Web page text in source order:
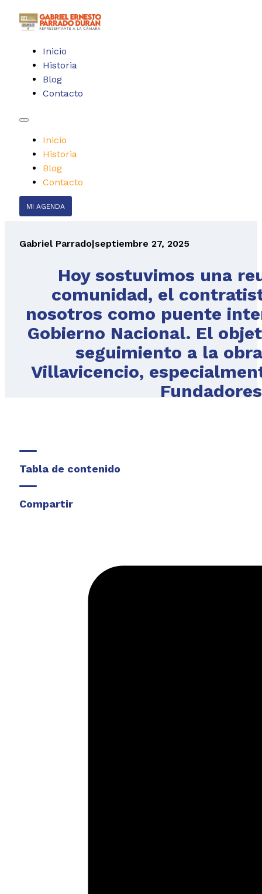
Inicio
Historia
Blog
Contacto
Inicio
Historia
Blog
Contacto
MI AGENDA
Gabriel Parrado|septiembre 27, 2025
Hoy sostuvimos una
comunidad, el
nosotros como puente
Gobierno Nacional. El
seguimiento a la
Villavicencio,
Tabla de contenido
Compartir